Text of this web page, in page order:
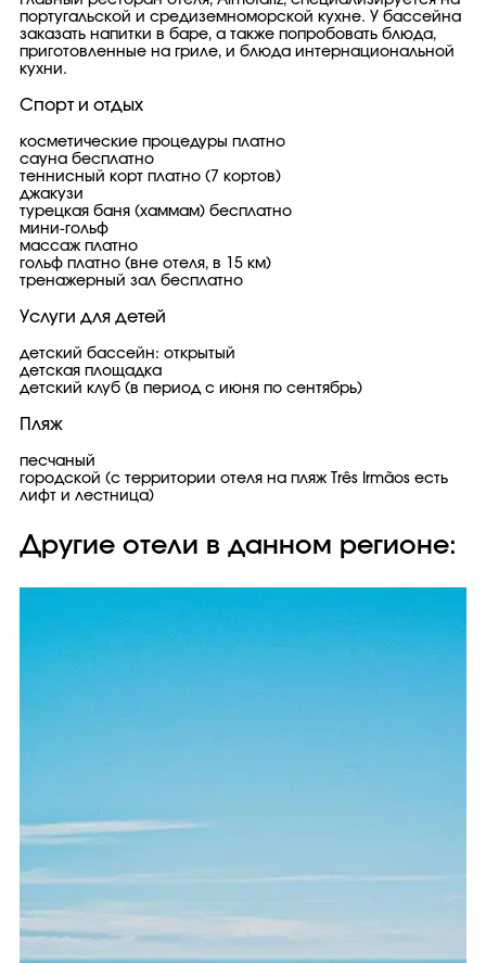
португальской и средиземноморской кухне. У бассейна
заказать напитки в баре, а также попробовать блюда,
приготовленные на гриле, и блюда интернациональной
кухни.
Спорт и отдых
косметические процедуры платно
сауна бесплатно
теннисный корт платно (7 кортов)
джакузи
турецкая баня (хаммам) бесплатно
мини-гольф
массаж платно
гольф платно (вне отеля, в 15 км)
тренажерный зал бесплатно
Услуги для детей
детский бассейн: открытый
детская площадка
детский клуб (в период с июня по сентябрь)
Пляж
песчаный
городской (с территории отеля на пляж Três Irmãos есть
лифт и лестница)
Другие отели в данном регионе: